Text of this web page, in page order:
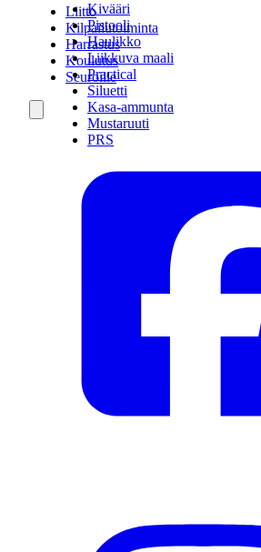
Kivääri
Pistooli
Haulikko
Liikkuva maali
Practical
Siluetti
Kasa-ammunta
Mustaruuti
PRS
Liitto
Kilpailutoiminta
Harrastus
Koulutus
Seuroille